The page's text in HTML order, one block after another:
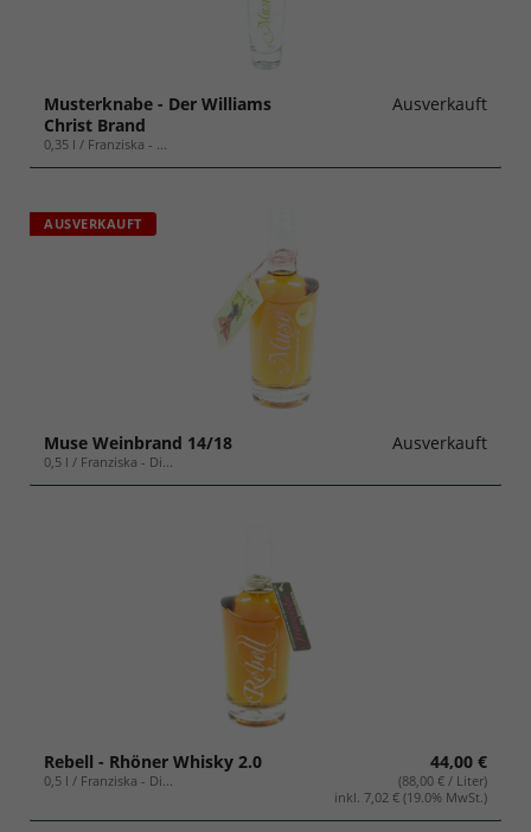
Musterknabe - Der Williams
Christ Brand
0,35 l / Franziska - ...
Ausverkauft
AUSVERKAUFT
Muse Weinbrand 14/18
0,5 l / Franziska - Di...
Ausverkauft
Rebell - Rhöner Whisky 2.0
0,5 l / Franziska - Di...
44,00 €
(88,00 € / Liter)
inkl. 7,02 € (19.0% MwSt.)